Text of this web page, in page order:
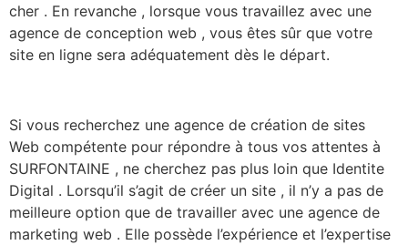
cher . En revanche , lorsque vous travaillez avec une
agence de conception web , vous êtes sûr que votre
site en ligne sera adéquatement dès le départ.
Si vous recherchez une agence de création de sites
Web compétente pour répondre à tous vos attentes à
SURFONTAINE , ne cherchez pas plus loin que Identite
Digital . Lorsqu’il s’agit de créer un site , il n’y a pas de
meilleure option que de travailler avec une agence de
marketing web . Elle possède l’expérience et l’expertise